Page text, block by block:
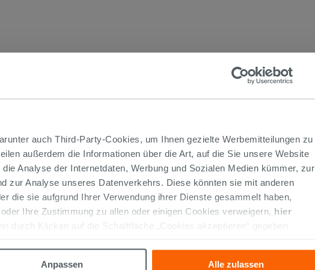
auch Third-Party-Cookies, um Ihnen gezielte Werbemitteilungen zu
außerdem die Informationen über die Art, auf die Sie unsere Website
Analyse der Internetdaten, Werbung und Sozialen Medien kümmer, zur
zur Analyse unseres Datenverkehrs. Diese könnten sie mit anderen
die sie aufgrund Ihrer Verwendung ihrer Dienste gesammelt haben,
Ihre Zustimmung zu allen oder einigen Cookies verweigern, hier
durch Klicken auf die Schaltfläche „Cookies akzeptieren“ gegeben
Anpassen
Alle zulassen
HABEN, KAUFTEN AUCH...